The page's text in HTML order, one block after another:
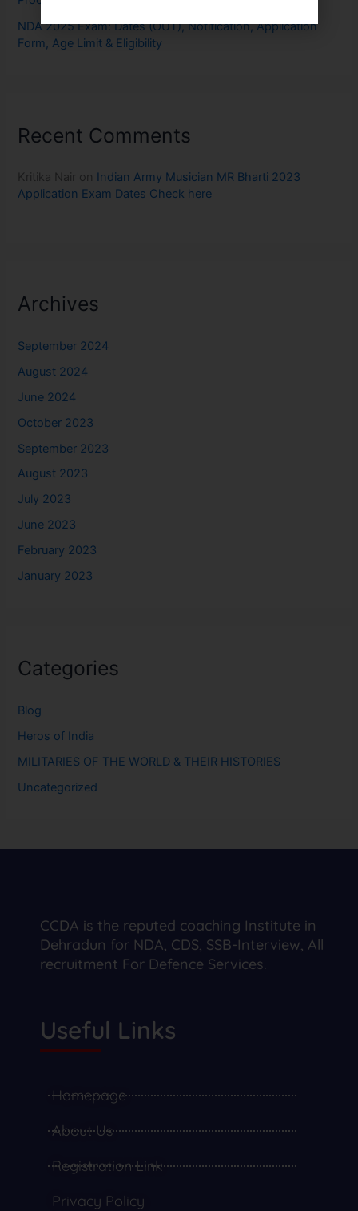
NDA 2025 Exam: Dates (OUT), Notification, Application
Form, Age Limit & Eligibility
Recent Comments
Kritika Nair on
Indian Army Musician MR Bharti 2023
Application Exam Dates Check here
Archives
September 2024
August 2024
June 2024
October 2023
September 2023
August 2023
July 2023
June 2023
February 2023
January 2023
Categories
Blog
Heros of India
MILITARIES OF THE WORLD & THEIR HISTORIES
Uncategorized
CCDA is the reputed coaching Institute in
Dehradun for NDA, CDS, SSB-Interview, All
recruitment For Defence Services.
Useful Links
Homepage
About Us
Registration Link
Privacy Policy